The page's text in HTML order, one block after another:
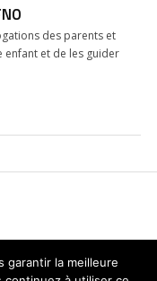
des parents et
enfant et de les guider
garantir la meilleure